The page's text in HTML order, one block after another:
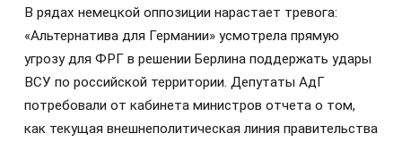
В рядах немецкой оппозиции нарастает тревога:
«Альтернатива для Германии» усмотрела прямую
угрозу для ФРГ в решении Берлина поддержать удары
ВСУ по российской территории. Депутаты АдГ
потребовали от кабинета министров отчета о том,
как текущая внешнеполитическая линия правительства